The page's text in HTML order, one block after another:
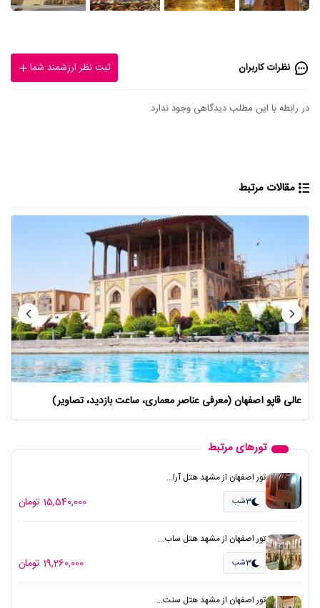
نظرات کاربران ثبت نظر ارزشمند شما
در رابطه با این مطلب دیدگاهی وجود ندارد
مقالات مرتبط
عالی قاپو اصفهان (معرفی عناصر معماری، ساعت بازدید، تصاویر)
تورهای مرتبط
تور اصفهان از مشهد هتل آرا...
3شب 15,540,000 تومان
تور اصفهان از مشهد هتل ساب...
3شب 19,260,000 تومان
تور اصفهان از مشهد هتل سنت...